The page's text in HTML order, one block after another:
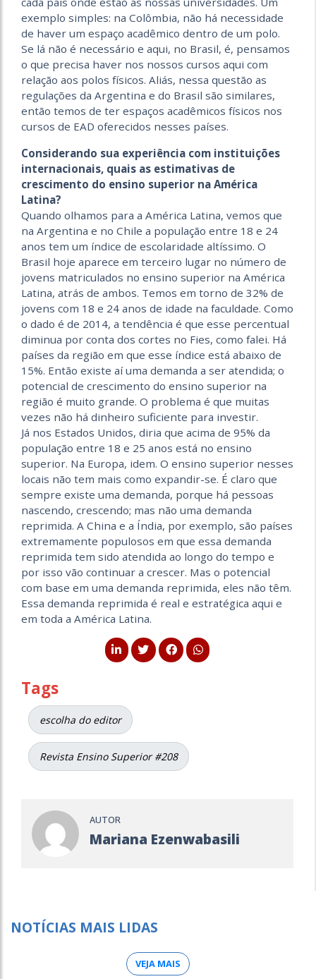
exemplo simples: na Colômbia, não há necessidade
de haver um espaço acadêmico dentro de um polo.
Se lá não é necessário e aqui, no Brasil, é, pensamos
o que precisa haver nos nossos cursos aqui com
relação aos polos físicos. Aliás, nessa questão as
regulações da Argentina e do Brasil são similares,
então temos de ter espaços acadêmicos físicos nos
cursos de EAD oferecidos nesses países.
Considerando sua experiência com instituições
internacionais, quais as estimativas de
crescimento do ensino superior na América
Latina?
Quando olhamos para a América Latina, vemos que
na Argentina e no Chile a população entre 18 e 24
anos tem um índice de escolaridade altíssimo. O
Brasil hoje aparece em terceiro lugar no número de
jovens matriculados no ensino superior na América
Latina, atrás de ambos. Temos em torno de 32% de
jovens com 18 e 24 anos de idade na faculdade. Como
o dado é de 2014, a tendência é que esse percentual
diminua por conta dos cortes no Fies, como falei. Há
países da região em que esse índice está abaixo de
15%. Então existe aí uma demanda a ser atendida; o
potencial de crescimento do ensino superior na
região é muito grande. O problema é que muitas
vezes não há dinheiro suficiente para investir.
Já nos Estados Unidos, diria que acima de 95% da
população entre 18 e 25 anos está no ensino
superior. Na Europa, idem. O ensino superior nesses
locais não tem mais como expandir-se. É claro que
sempre existe uma demanda, porque há pessoas
nascendo, crescendo; mas não uma demanda
reprimida. A China e a Índia, por exemplo, são países
extremamente populosos em que essa demanda
reprimida tem sido atendida ao longo do tempo e
por isso vão continuar a crescer. Mas o potencial
com base em uma demanda reprimida, eles não têm.
Essa demanda reprimida é real e estratégica aqui e
em toda a América Latina.
Tags
escolha do editor
Revista Ensino Superior #208
AUTOR
Mariana Ezenwabasili
NOTÍCIAS MAIS LIDAS
VEJA MAIS